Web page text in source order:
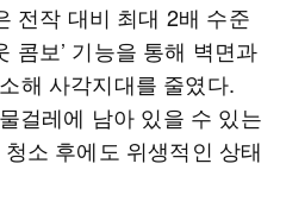
전작 대비 최대 2배 수준
콤보’ 기능을 통해 벽면과
해 사각지대를 줄였다.
걸레에 남아 있을 수 있는
소 후에도 위생적인 상태